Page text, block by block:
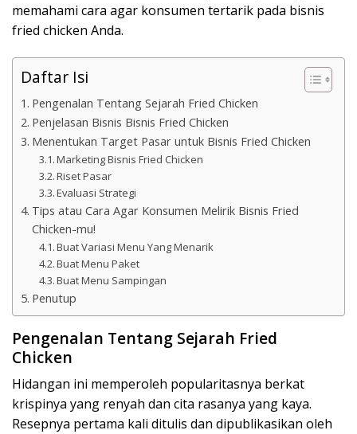
memahami cara agar konsumen tertarik pada bisnis
fried chicken Anda.
Daftar Isi
Pengenalan Tentang Sejarah Fried Chicken
Penjelasan Bisnis Bisnis Fried Chicken
Menentukan Target Pasar untuk Bisnis Fried Chicken
Marketing Bisnis Fried Chicken
Riset Pasar
Evaluasi Strategi
Tips atau Cara Agar Konsumen Melirik Bisnis Fried
Chicken-mu!
Buat Variasi Menu Yang Menarik
Buat Menu Paket
Buat Menu Sampingan
Penutup
Pengenalan Tentang Sejarah Fried
Chicken
Hidangan ini memperoleh popularitasnya berkat
krispinya yang renyah dan cita rasanya yang kaya.
Resepnya pertama kali ditulis dan dipublikasikan oleh